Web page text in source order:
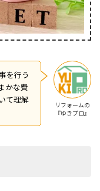
リフォームの
『ゆきプロ』
を行う
かな費
て理解